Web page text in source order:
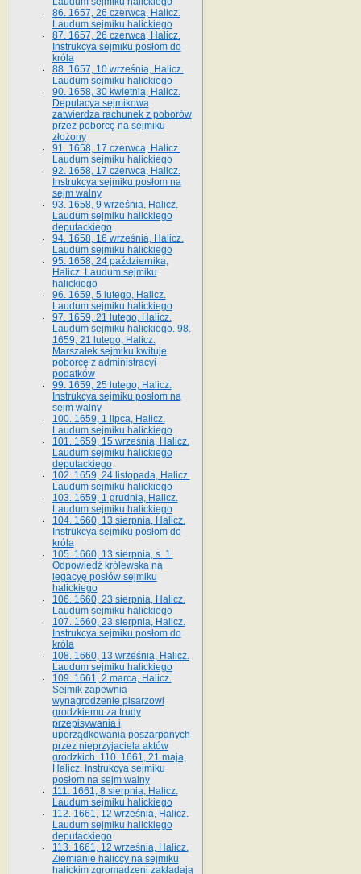
86. 1657, 26 czerwca, Halicz.
Laudum sejmiku halickiego
87. 1657, 26 czerwca, Halicz.
Instrukcya sejmiku posłom do
króla
88. 1657, 10 września, Halicz.
Laudum sejmiku halickiego
90. 1658, 30 kwietnia, Halicz.
Deputacya sejmikowa
zatwierdza rachunek z poborów
przez poborcę na sejmiku
złożony
91. 1658, 17 czerwca, Halicz.
Laudum sejmiku halickiego
92. 1658, 17 czerwca, Halicz.
Instrukcya sejmiku posłom na
sejm walny
93. 1658, 9 września, Halicz.
Laudum sejmiku halickiego
deputackiego
94. 1658, 16 września, Halicz.
Laudum sejmiku halickiego
95. 1658, 24 października,
Halicz. Laudum sejmiku
halickiego
96. 1659, 5 lutego, Halicz.
Laudum sejmiku halickiego
97. 1659, 21 lutego, Halicz.
Laudum sejmiku halickiego. 98.
1659, 21 lutego, Halicz.
Marszałek sejmiku kwituje
poborcę z administracyi
podatków
99. 1659, 25 lutego, Halicz.
Instrukcya sejmiku posłom na
sejm walny
100. 1659, 1 lipca, Halicz.
Laudum sejmiku halickiego
101. 1659, 15 września, Halicz.
Laudum sejmiku halickiego
deputackiego
102. 1659, 24 listopada, Halicz.
Laudum sejmiku halickiego
103. 1659, 1 grudnia, Halicz.
Laudum sejmiku halickiego
104. 1660, 13 sierpnia, Halicz.
Instrukcya sejmiku posłom do
króla
105. 1660, 13 sierpnia, s. 1.
Odpowiedź królewska na
legacyę posłów sejmiku
halickiego
106. 1660, 23 sierpnia, Halicz.
Laudum sejmiku halickiego
107. 1660, 23 sierpnia, Halicz.
Instrukcya sejmiku posłom do
króla
108. 1660, 13 września, Halicz.
Laudum sejmiku halickiego
109. 1661, 2 marca, Halicz.
Sejmik zapewnia
wynagrodzenie pisarzowi
grodzkiemu za trudy
przepisywania i
uporządkowania poszarpanych
przez nieprzyjaciela aktów
grodzkich. 110. 1661, 21 maja,
Halicz. Instrukcya sejmiku
posłom na sejm walny
111. 1661, 8 sierpnia, Halicz.
Laudum sejmiku halickiego
112. 1661, 12 września, Halicz.
Laudum sejmiku halickiego
deputackiego
113. 1661, 12 września, Halicz.
Ziemianie haliccy na sejmiku
halickim zgromadzeni zakładają